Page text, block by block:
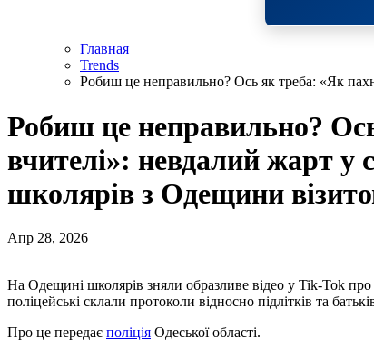
Главная
Trends
Робиш це неправильно? Ось як треба: «Як
Робиш це неправильно?
вчителі»: невдалий жарт у
школярів з Одещини
Апр 28, 2026
На Одещині школярів зняли образливе відео у Tik-Tok про те, «як пахнуть їхні шкільні вчителі». За таку витівку
поліцейські склали протоколи відносно підлітків та
Про це передає поліція Одеської області.